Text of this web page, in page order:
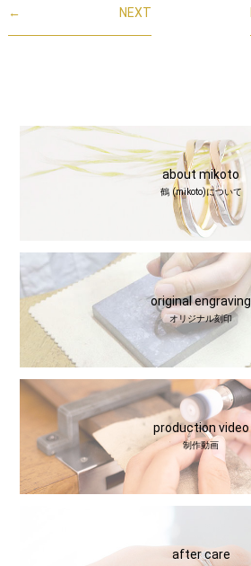
← NEXT
about mikoto
鶴 (mikoto)について
original engraving
オリジナル刻印
production video
制作動画
after care